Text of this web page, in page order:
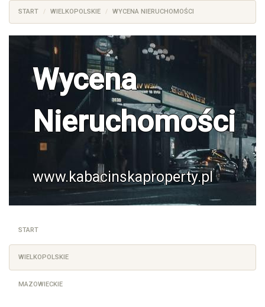
START WIELKOPOLSKIE WYCENA NIERUCHOMOŚCI
Wycena
Nieruchomości
www.kabacinskaproperty.pl
START
WIELKOPOLSKIE
MAZOWIECKIE